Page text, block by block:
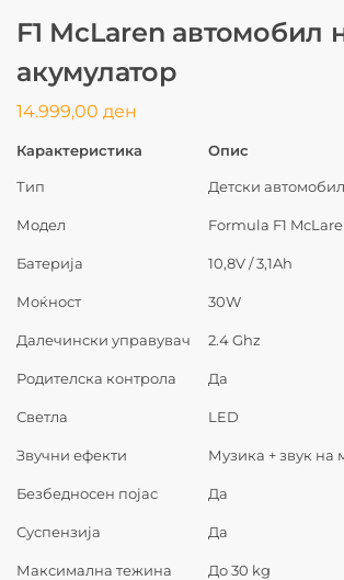
F1 McLaren автомобил
акумулатор
14.999,00 ден
Карактеристика Опис
Тип Детски
Модел Formula F1
Батерија 10,8V / 3,1Ah
Моќност 30W
Далечински управувач 2.4 Ghz
Родителска контрола Да
Светла LED
Звучни ефекти Музика + звук на
Безбедносен појас Да
Суспензија Да
Максимална тежина До 30 kg